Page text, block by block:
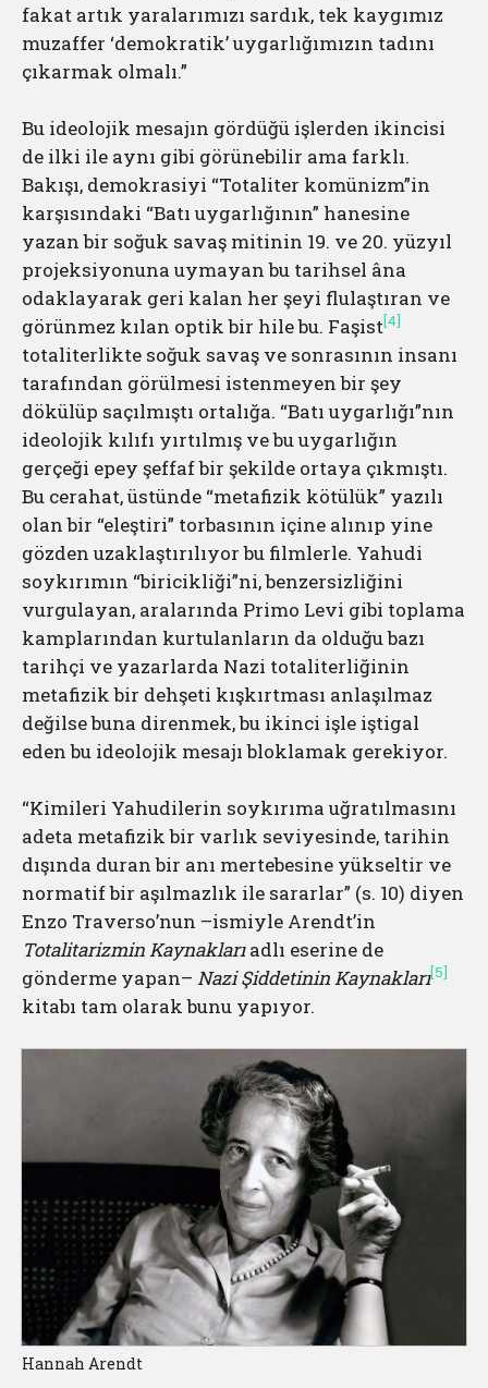
fakat artık yaralarımızı sardık, tek kaygımız
muzaffer ‘demokratik’ uygarlığımızın tadını
çıkarmak olmalı.”
Bu ideolojik mesajın gördüğü işlerden ikincisi
de ilki ile aynı gibi görünebilir ama farklı.
Bakışı, demokrasiyi “Totaliter komünizm”in
karşısındaki “Batı uygarlığının” hanesine
yazan bir soğuk savaş mitinin 19. ve 20. yüzyıl
projeksiyonuna uymayan bu tarihsel âna
odaklayarak geri kalan her şeyi flulaştıran ve
görünmez kılan optik bir hile bu. Faşist[4]
totaliterlikte soğuk savaş ve sonrasının insanı
tarafından görülmesi istenmeyen bir şey
dökülüp saçılmıştı ortalığa. “Batı uygarlığı”nın
ideolojik kılıfı yırtılmış ve bu uygarlığın
gerçeği epey şeffaf bir şekilde ortaya çıkmıştı.
Bu cerahat, üstünde “metafizik kötülük” yazılı
olan bir “eleştiri” torbasının içine alınıp yine
gözden uzaklaştırılıyor bu filmlerle. Yahudi
soykırımın “biricikliği”ni, benzersizliğini
vurgulayan, aralarında Primo Levi gibi toplama
kamplarından kurtulanların da olduğu bazı
tarihçi ve yazarlarda Nazi totaliterliğinin
metafizik bir dehşeti kışkırtması anlaşılmaz
değilse buna direnmek, bu ikinci işle iştigal
eden bu ideolojik mesajı bloklamak gerekiyor.
“Kimileri Yahudilerin soykırıma uğratılmasını
adeta metafizik bir varlık seviyesinde, tarihin
dışında duran bir anı mertebesine yükseltir ve
normatif bir aşılmazlık ile sararlar” (s. 10) diyen
Enzo Traverso’nun –ismiyle Arendt’in
Totalitarizmin Kaynaklarıadlı eserine de
gönderme yapan– Nazi Şiddetinin Kaynakları[5]
kitabı tam olarak bunu yapıyor.
Hannah Arendt